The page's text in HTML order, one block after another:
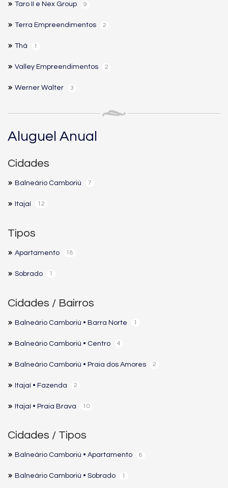
Taro II e Nex Group 9
Terra Empreendimentos 2
Thá 1
Valley Empreendimentos 2
Werner Walter 3
Aluguel Anual
Cidades
Balneário Camboriú 7
Itajaí 12
Tipos
Apartamento 18
Sobrado 1
Cidades / Bairros
Balneário Camboriú • Barra Norte 1
Balneário Camboriú • Centro 4
Balneário Camboriú • Praia dos Amores 2
Itajaí • Fazenda 2
Itajaí • Praia Brava 10
Cidades / Tipos
Balneário Camboriú • Apartamento 6
Balneário Camboriú • Sobrado 1